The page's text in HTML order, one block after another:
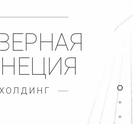
ХОЛДИНГ